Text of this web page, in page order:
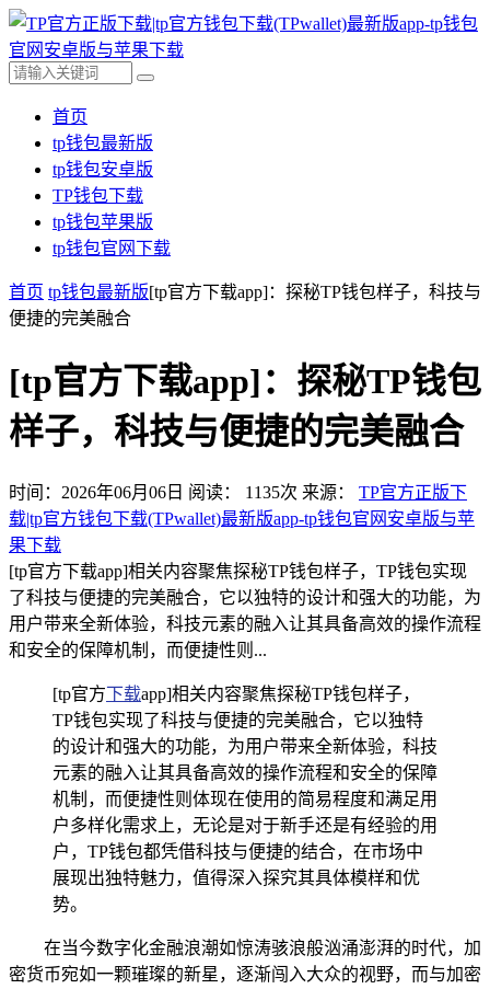
首页
tp钱包最新版
tp钱包安卓版
TP钱包下载
tp钱包苹果版
tp钱包官网下载
首页 tp钱包最新版[tp官方下载app]：探秘TP钱包样子，科技与
便捷的完美融合
[tp官方下载app]：探秘TP钱包
样子，科技与便捷的完美融合
时间：2026年06月06日 阅读： 1135次 来源： TP官方正版下
载|tp官方钱包下载(TPwallet)最新版app-tp钱包官网安卓版与苹
果下载
[tp官方下载app]相关内容聚焦探秘TP钱包样子，TP钱包实现
了科技与便捷的完美融合，它以独特的设计和强大的功能，为
用户带来全新体验，科技元素的融入让其具备高效的操作流程
和安全的保障机制，而便捷性则...
[tp官方下载app]相关内容聚焦探秘TP钱包样子，
TP钱包实现了科技与便捷的完美融合，它以独特
的设计和强大的功能，为用户带来全新体验，科技
元素的融入让其具备高效的操作流程和安全的保障
机制，而便捷性则体现在使用的简易程度和满足用
户多样化需求上，无论是对于新手还是有经验的用
户，TP钱包都凭借科技与便捷的结合，在市场中
展现出独特魅力，值得深入探究其具体模样和优
势。
在当今数字化金融浪潮如惊涛骇浪般汹涌澎湃的时代，加
密货币宛如一颗璀璨的新星，逐渐闯入大众的视野，而与加密